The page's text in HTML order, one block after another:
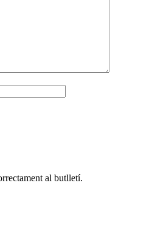
al butlletí.